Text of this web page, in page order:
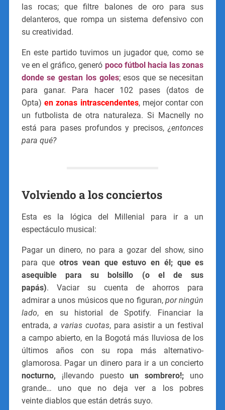
las rocas; que filtre balones de oro para sus
delanteros, que rompa un sistema defensivo con
su creatividad.
En este partido tuvimos un jugador que, como se
ve en el gráfico, generó poco fútbol hacia las zonas
donde se gestan los goles; esos que se necesitan
para ganar. Para hacer 102 pases (datos de
Opta) en zonas intrascendentes, mejor contar con
un futbolista de otra naturaleza. Si Macnelly no
está para pases profundos y precisos,¿entonces
para qué?
Volviendo a los conciertos
Esta es la lógica del Millenial para ir a un
espectáculo musical:
Pagar un dinero, no para a gozar del show, sino
para queotros vean que estuvo en él; que es
asequible para su bolsillo (o el de sus
papás). Vaciar su cuenta de ahorros para
admirar a unos músicos que no figuran,por ningún
lado, en su historial de Spotify. Financiar la
entrada, a varias cuotas, para asistir a un festival
a campo abierto, en la Bogotá más lluviosa de los
últimos años con su ropa más alternativo-
glamorosa. Pagar un dinero para ir a un concierto
nocturno, ¡llevando puestoun sombrero!; uno
grande… uno que no deja ver a los pobres
veinte diablos que están detrás suyo.